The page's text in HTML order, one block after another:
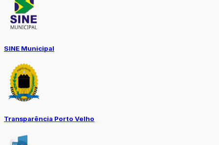
SINE Municipal
Transparência Porto Velho